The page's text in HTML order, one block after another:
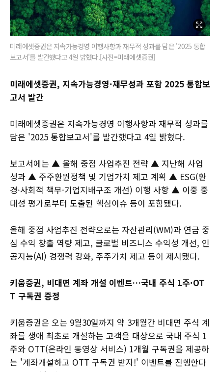
미래에셋증권은 지속가능경영 이행사항과 재무적 성과를 담은 '2025 통합
보고서'를 발간했다고 4일 밝혔다.[사진=미래에셋증권]
미래에셋증권, 지속가능경영·재무성과 포함 2025 통합보
고서 발간
미래에셋증권은 지속가능경영 이행사항과 재무적 성과를
담은 '2025 통합보고서'를 발간했다고 4일 밝혔다.
보고서에는 ▲ 올해 중점 사업추진 전략 ▲ 지난해 사업
성과 ▲ 주주환원정책 및 기업가치 제고 계획 ▲ ESG(환
경·사회적 책무·기업지배구조 개선) 이행 사항 ▲ 이중 중
대성 평가로부터 도출된 핵심이슈 등이 포함됐다.
올해 중점 사업추진 전략으로는 자산관리(WM)과 연금 중
심 수익 창출 역량 제고, 글로벌 비즈니스 수익성 개선, 인
공지능(AI) 경쟁력 강화, 주주가치 제고 등이 제시됐다.
키움증권, 비대면 계좌 개설 이벤트…국내 주식 1주·OT
T 구독권 증정
키움증권은 오는 9월30일까지 약 3개월간 비대면 주식 계
좌를 생애 최초로 개설하는 고객을 대상으로 국내 주식 1
주와 OTT(온라인 동영상 서비스) 1개월 구독권을 제공하
는 '계좌개설하고 OTT 구독권 받자!' 이벤트를 진행한다